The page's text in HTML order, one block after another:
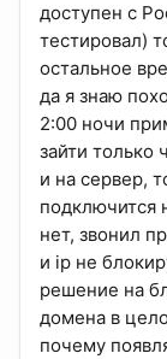
доступен с
тестировал)
остальное
да я знаю
2:00 ночи
зайти только
и на сервер,
подключится
нет, звонил
и ip не
решение на
домена в
почему